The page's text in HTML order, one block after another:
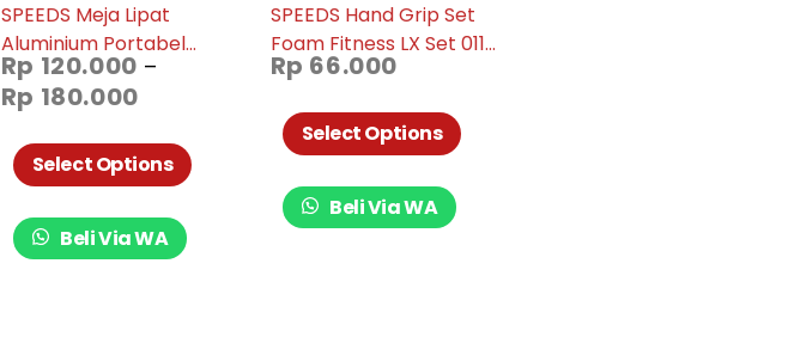
SPEEDS Meja Lipat
Aluminium Portabel
Indoor Outdoor
Camping Folding Table
dan 031-58
Rp 120.000 –
Rp 180.000
Select Options
Beli Via WA
SPEEDS Hand Grip Set
Foam Fitness LX Set 011-
6
Rp 66.000
Select Options
Beli Via WA